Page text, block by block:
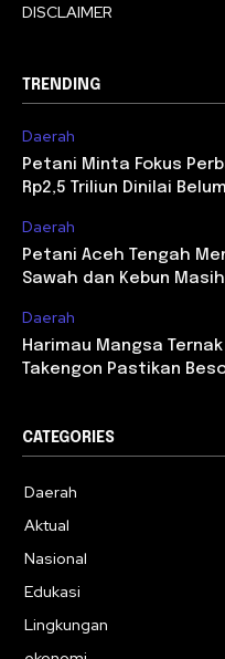
DISCLAIMER
TRENDING
Daerah
Petani Minta Fokus
Rp2,5 Triliun Dinilai
Daerah
Petani Aceh Tengah
Sawah dan Kebun
Daerah
Harimau Mangsa Ternak
Takengon Pastikan
CATEGORIES
Daerah
Aktual
Nasional
Edukasi
Lingkungan